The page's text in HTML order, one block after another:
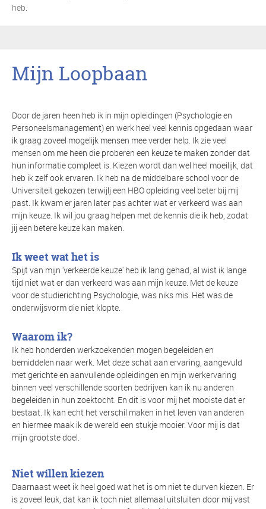
heb.
Mijn Loopbaan
Door de jaren heen heb ik in mijn opleidingen (Psychologie en
Personeelsmanagement) en werk heel veel kennis opgedaan waar
ik graag zoveel mogelijk mensen mee verder help. Ik zie veel
mensen om me heen die proberen een keuze te maken zonder dat
hun informatie compleet is. Kiezen wordt dan wel heel moeilijk, dat
heb ik zelf ook ervaren. Ik heb na de middelbare school voor de
Universiteit gekozen terwijlj een HBO opleiding veel beter bij mij
past. Ik kwam er jaren later pas achter wat er verkeerd was aan
mijn keuze. Ik wil jou graag helpen met de kennis die ik heb, zodat
jij een betere keuze kan maken.
Ik weet wat het is
Spijt van mijn 'verkeerde keuze' heb ik lang gehad, al wist ik lange
tijd niet wat er dan verkeerd was aan mijn keuze. Met de keuze
voor de studierichting Psychologie, was niks mis. Het was de
onderwijsvorm die niet klopte.
Waarom ik?
Ik heb honderden werkzoekenden mogen begeleiden en
bemiddelen naar werk. Met deze schat aan ervaring, aangevuld
met gerichte en aanvullende opleidingen en mijn werkervaring
binnen veel verschillende soorten bedrijven kan ik nu anderen
begeleiden in hun zoektocht. En dit is voor mij het mooiste dat er
bestaat. Ik kan echt het verschil maken in het leven van anderen
en hiermee maak ik de wereld een stukje mooier. Voor mij is dat
mijn grootste doel.
Niet wíllen kiezen
Daarnaast weet ik heel goed wat het is om niet te durven kiezen. Er
is zoveel leuk, dat kan ik toch niet allemaal uitsluiten door mij vast